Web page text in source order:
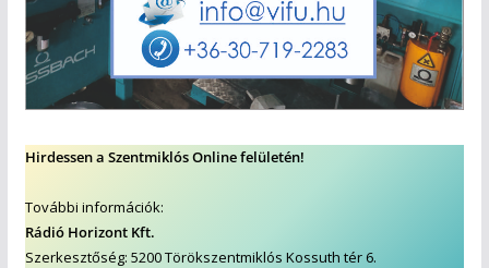
Hirdessen a Szentmiklós Online felületén!
További információk:
Rádió Horizont Kft.
Szerkesztőség: 5200 Törökszentmiklós Kossuth tér 6.